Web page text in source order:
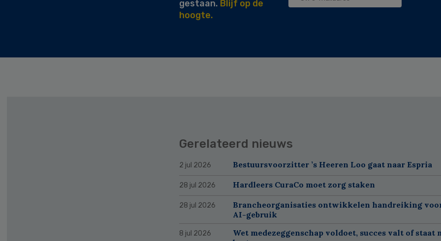
gestaan. Blijf op de
hoogte.
Gerelateerd nieuws
2 jul 2026 Bestuursvoorzitter ’s Heeren Loo gaat naar Espria
28 jul 2026 Hardleers CuraCo moet zorg staken
28 jul 2026
Brancheorganisaties ontwikkelen handreiking
AI-gebruik
8 jul 2026
Wet medezeggenschap voldoet, succes valt of staat